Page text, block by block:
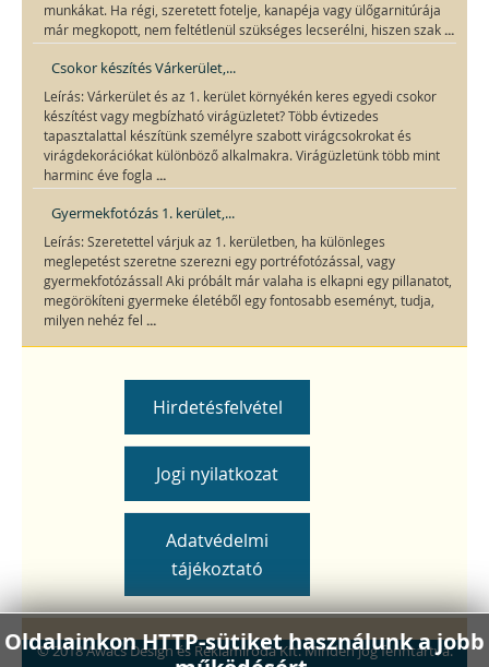
munkákat. Ha régi, szeretett fotelje, kanapéja vagy ülőgarnitúrája
már megkopott, nem feltétlenül szükséges lecserélni, hiszen szak ...
Csokor készítés Várkerület,...
Leírás: Várkerület és az 1. kerület környékén keres egyedi csokor
készítést vagy megbízható virágüzletet? Több évtizedes
tapasztalattal készítünk személyre szabott virágcsokrokat és
virágdekorációkat különböző alkalmakra. Virágüzletünk több mint
harminc éve fogla ...
Gyermekfotózás 1. kerület,...
Leírás: Szeretettel várjuk az 1. kerületben, ha különleges
meglepetést szeretne szerezni egy portréfotózással, vagy
gyermekfotózással! Aki próbált már valaha is elkapni egy pillanatot,
megörökíteni gyermeke életéből egy fontosabb eseményt, tudja,
milyen nehéz fel ...
Hirdetésfelvétel
Jogi nyilatkozat
Adatvédelmi
tájékoztató
Oldalainkon HTTP-sütiket használunk a jobb
© 2018 Awacs Design és Reklámiroda Kft. Minden jog fenntartva.